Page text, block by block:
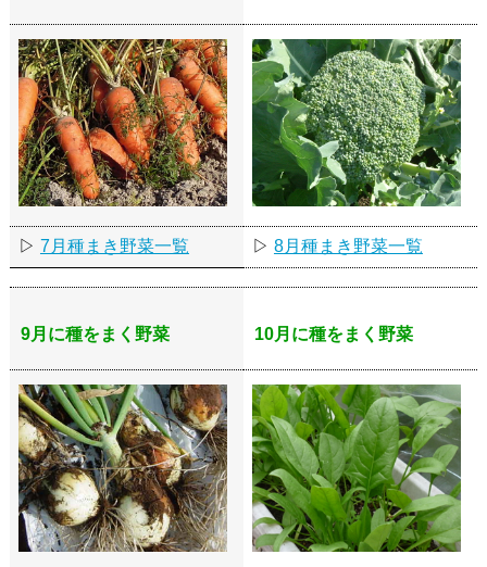
▷ 7月種まき野菜一覧 ▷ 8月種まき野菜一覧
9月に種をまく野菜 10月に種をまく野菜